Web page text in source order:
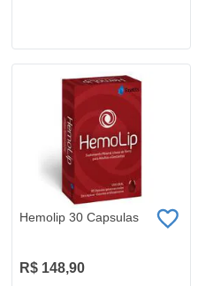
Hemolip 30 Capsulas
R$ 148,90